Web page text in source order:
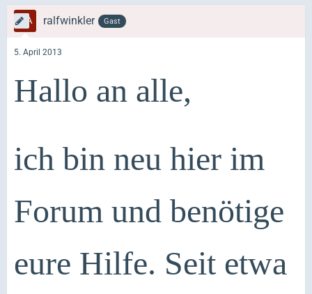
ralfwinkler Gast
5. April 2013
Hallo an alle,
ich bin neu hier im
Forum und benötige
eure Hilfe. Seit etwa